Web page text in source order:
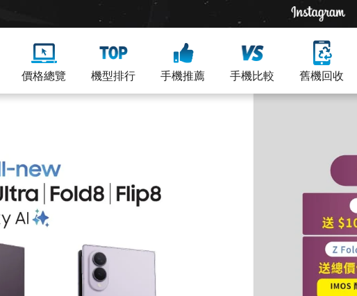
價格總覽 機型排行 手機推薦 手機比較 舊機回收